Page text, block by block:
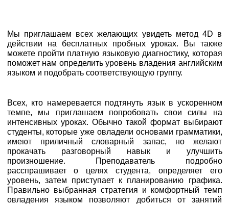
Мы приглашаем всех желающих увидеть метод 4D в
действии на бесплатных пробных уроках. Вы также
можете пройти платную языковую диагностику, которая
поможет нам определить уровень владения английским
языком и подобрать соответствующую группу.
Всех, кто намеревается подтянуть язык в ускоренном
темпе, мы приглашаем попробовать свои силы на
интенсивных уроках. Обычно такой формат выбирают
студенты, которые уже овладели основами грамматики,
имеют приличный словарный запас, но желают
прокачать разговорный навык и улучшить
произношение. Преподаватель подробно
расспрашивает о целях студента, определяет его
уровень, затем приступает к планированию графика.
Правильно выбранная стратегия и комфортный темп
овладения языком позволяют добиться от занятий